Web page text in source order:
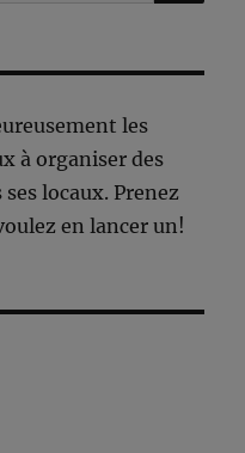
les
à organiser des
ses locaux. Prenez
en lancer un!